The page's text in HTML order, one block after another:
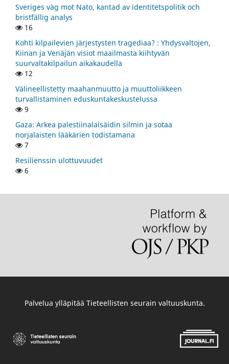
Sveriges väg mot Nato, kantad av identitetspolitik och
bristfällig analys
16
Kohti kilpailevien järjestysten tragediaa? : Yhdysvaltojen,
Kiinan ja Venäjän visiot maailmasta kiihtyvän
suurvaltakilpailun aikakaudella
12
Välineellistetty maahanmuutto ja muuttoliikkeen
turvallistaminen eduskuntakeskustelussa
9
Gaza: Arkea palestiinalaisäidin silmin ja sotaa
norjalaisten lääkärien todistamana
7
Resilienssin ulottuvuudet
6
Palvelua ylläpitää Tieteellisten seurain valtuuskunta.